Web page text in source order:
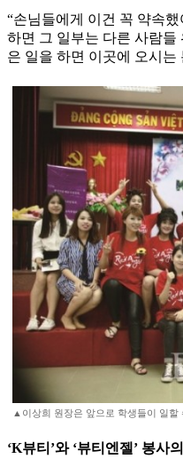
“손님들에게 이건 꼭 약속
하면 그 일부는 다른 사람들
은 일을 하면 이곳에 오시는
▲이상희 원장은 앞으로 학생들이 일
‘K뷰티’와 ‘뷰티엔젤’ 봉사